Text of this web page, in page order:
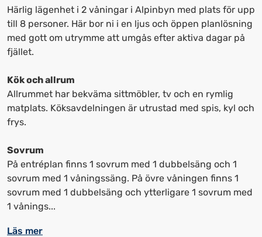
frågetecknet
för
att
få
kortkommandon
för
att
ändra
frågetecknet
för
att
för
att
Härlig lägenhet i 2 våningar i Alpinbyn med plats för upp
till 8 personer. Här bor ni i en ljus och öppen planlösning
med gott om utrymme att umgås efter aktiva dagar på
fjället.
Kök och allrum
Allrummet har bekväma sittmöbler, tv och en rymlig
matplats. Köksavdelningen är utrustad med spis, kyl och
frys.
Sovrum
På entréplan finns 1 sovrum med 1 dubbelsäng och 1
sovrum med 1 våningssäng. På övre våningen finns 1
sovrum med 1 dubbelsäng och ytterligare 1 sovrum med
1 vånings...
Läs mer